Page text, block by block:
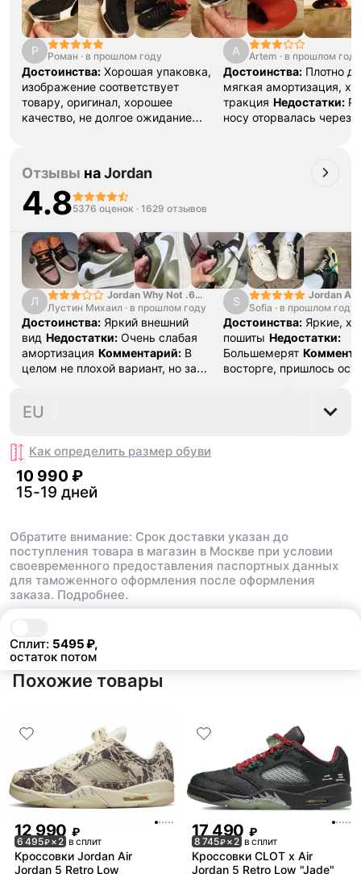
Сплит: 5495₽,
остаток потом
Р Роман · в прошлом году
Достоинства: Хорошая упаковка,
изображение соответствует
товару, оригинал, хорошее
качество, не долгое ожидание
полностью оправдались
A Artem · в прошлом году
Достоинства: Плотно
мягкая амортизация,
тракция Недостатки:
носу оторвалась через
Ответ поддержки:
эксплуатации. Для
возникающих вопросов,
пожалуйста, нам в
@unicorn_go_bot
Отзывы наJordan
4.85376 оценок · 1629 отзывов
Л
Jordan Why Not .6
"Bright Crimson" PF
Лустин Михаил · в прошлом году
Достоинства: Яркий внешний
вид Недостатки: Очень слабая
амортизация Комментарий: В
целом не плохой вариант, но за
баскетбольных кроссовок
S
Jordan Air
SE "Turf
Sofia · в прошлом году
Достоинства: Яркие,
пошиты Недостатки:
Большемерят
восторге, пришлось
38
EU
Как определить размер обуви
10 990 ₽
15-19 дней
Обратите внимание: Срок доставки указан до
поступления товара в магазин в Москве при условии
своевременного предоставления паспортных данных
для таможенного оформления после оформления
заказа. Подробнее.
Похожие товары
12 990 ₽
6 495₽× 2 в сплит
Кроссовки Jordan Air
Jordan 5 Retro Low
17 490 ₽
8 745₽× 2 в сплит
Кроссовки CLOT x Air
Jordan 5 Retro Low "Jade"